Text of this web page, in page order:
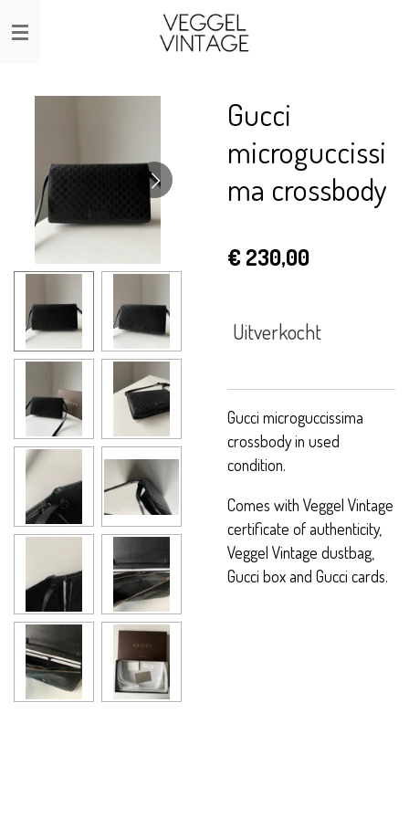
Ga
direct
Gucci
microguccissi
ma crossbody
€ 230,00
Uitverkocht
Gucci microguccissima
crossbody in used
condition.
Comes with Veggel Vintage
certificate of authenticity,
Veggel Vintage dustbag,
Gucci box and Gucci cards.